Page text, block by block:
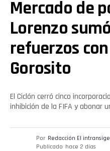
Mercado de
Lorenzo
refuerzos
Gorosito
El Ciclón cerró cinco
inhibición de la FIFA y abonar
Por Redacción El
Publicado hace 2 días